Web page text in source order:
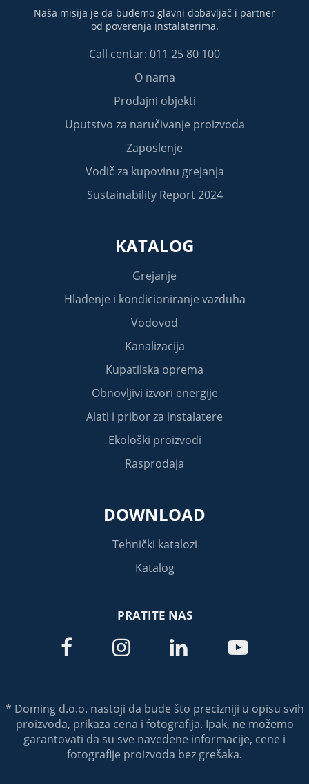
Naša misija je da budemo glavni dobavljač i partner
od poverenja instalaterima.
Call centar: 011 25 80 100
O nama
Prodajni objekti
Uputstvo za naručivanje proizvoda
Zaposlenje
Vodič za kupovinu grejanja
Sustainability Report 2024
KATALOG
Grejanje
Hlađenje i kondicioniranje vazduha
Vodovod
Kanalizacija
Kupatilska oprema
Obnovljivi izvori energije
Alati i pribor za instalatere
Ekološki proizvodi
Rasprodaja
DOWNLOAD
Tehnički katalozi
Katalog
PRATITE NAS
   
* Doming d.o.o. nastoji da bude što precizniji u opisu svih
proizvoda, prikaza cena i fotografija. Ipak, ne možemo
garantovati da su sve navedene informacije, cene i
fotografije proizvoda bez grešaka.